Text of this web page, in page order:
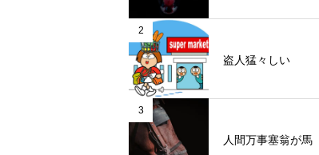
2
盗人猛々しい
3
人間万事塞翁が馬